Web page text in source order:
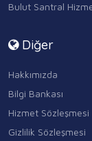
Bulut Santral
Diğer
Hakkımızda
Bilgi Bankası
Hizmet Sözleşmesi
Gizlilik Sözleşmesi